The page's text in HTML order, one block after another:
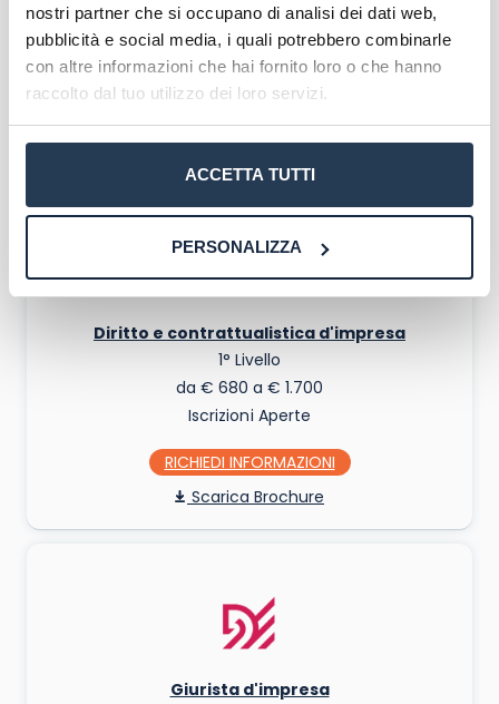
nostri partner che si occupano di analisi dei dati web,
pubblicità e social media, i quali potrebbero combinarle
con altre informazioni che hai fornito loro o che hanno
raccolto dal tuo utilizzo dei loro servizi.
ACCETTA TUTTI
PERSONALIZZA
1° Livello
€6.500
RICHIEDI INFO
Scarica Brochure
Diritto e contrattualistica d'impresa
1° Livello
da € 680 a € 1.700
Iscrizioni Aperte
RICHIEDI INFO
Scarica Brochure
Giurista d'impresa